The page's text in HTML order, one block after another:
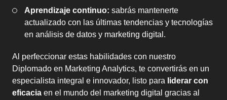
Aprendizaje continuo: sabrás mantenerte
actualizado con las últimas tendencias y tecnologías
en análisis de datos y marketing digital.
Al perfeccionar estas habilidades con nuestro
Diplomado en Marketing Analytics, te convertirás en un
especialista integral e innovador, listo para liderar con
eficacia en el mundo del marketing digital gracias al